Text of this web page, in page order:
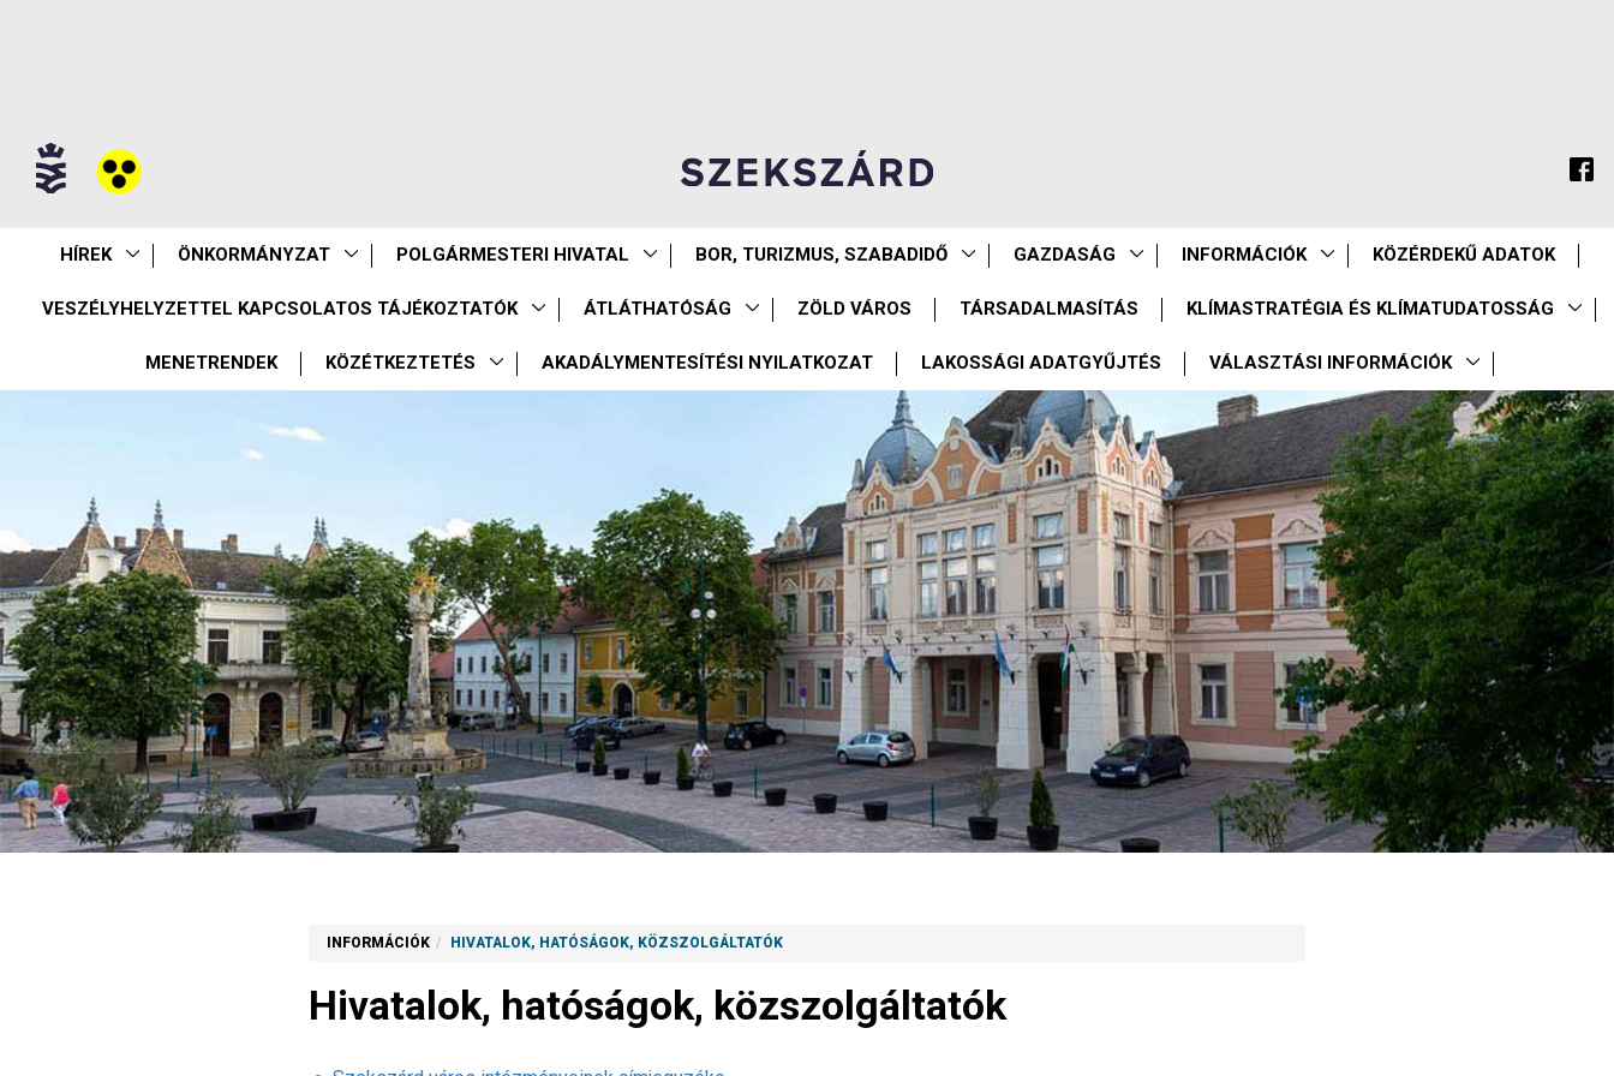
HÍREK ÖNKORMÁNYZAT POLGÁRMESTERI HIVATAL BOR, TURIZMUS, SZABADIDŐ GAZDASÁG INFORMÁCIÓK KÖZÉRDEKŰ ADATOK
VESZÉLYHELYZETTEL KAPCSOLATOS TÁJÉKOZTATÓK ÁTLÁTHATÓSÁG ZÖLD VÁROS TÁRSADALMASÍTÁS KLÍMASTRATÉGIA ÉS KLÍMATUDATOSSÁG
MENETRENDEK KÖZÉTKEZTETÉS AKADÁLYMENTESÍTÉSI NYILATKOZAT LAKOSSÁGI ADATGYŰJTÉS VÁLASZTÁSI INFORMÁCIÓK
INFORMÁCIÓK HIVATALOK, HATÓSÁGOK, KÖZSZOLGÁLTATÓK
Hivatalok, hatóságok, közszolgáltatók